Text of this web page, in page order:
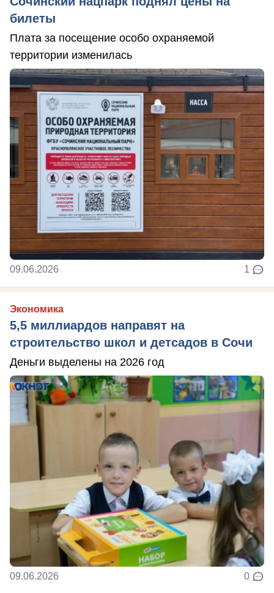
билеты
Плата за посещение особо охраняемой
территории изменилась
09.06.2026 1
Экономика
5,5 миллиардов направят на
строительство школ и детсадов в Сочи
Деньги выделены на 2026 год
09.06.2026 0